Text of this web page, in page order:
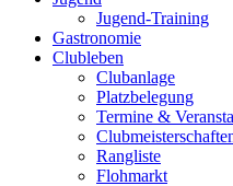
Jugend-Training
Gastronomie
Clubleben
Clubanlage
Platzbelegung
Termine &
Rangliste
Flohmarkt